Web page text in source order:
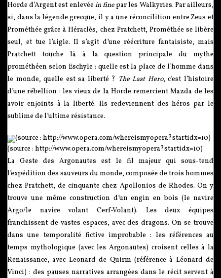
Horde d’Argent est enlevée in finepar les Walkyries. Par ailleurs,
si, dans la légende grecque, il y a une réconcilition entre Zeus et
Prométhée grâce à Héraclès, chez Pratchett, Prométhée se libère
seul, et tue l’aigle. Il s’agit d’une réécriture fantaisiste, mais
Pratchett touche là à la question principale du mythe
prométhéen selon Eschyle : quelle est la place de l’homme dans
le monde, quelle est sa liberté ? The Last Hero, c’est l’histoire
d’une rébellion : les vieux de la Horde remercient Mazda de les
avoir enjoints à la liberté. Ils redeviennent des héros par le
sublime de l’ultime résistance.
(source : http://www.opera.com/whereismyopera?startidx=10)
La Geste des Argonautes est le fil majeur qui sous-tend
l’expédition des sauveurs du monde, composée de trois hommes
chez Pratchett, de cinquante chez Apollonios de Rhodes. On y
trouve une même construction d’un engin en bois (le navire
Argo/le navire volant Cerf-Volant). Les deux équipes
franchissent de vastes espaces, avec des dragons. On se trouve
dans une temporalité fictive improbable : les références au
temps mythologique (avec les Argonautes) croisent celles à la
Renaissance, avec Leonard de Quirm (référence à Léonard de
Vinci) : des pauses narratives arrangées dans le récit servent à